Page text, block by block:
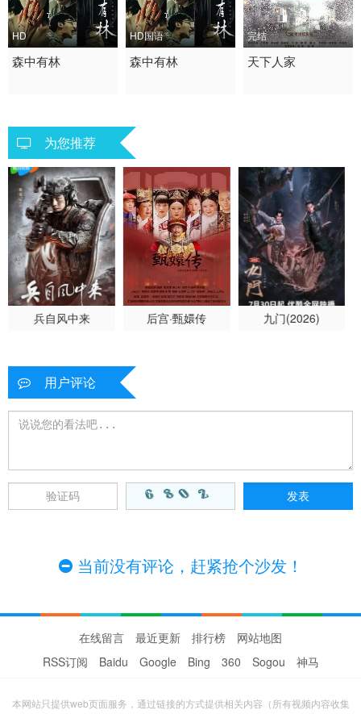
HD
2026 / 中国大陆 / 汉语
森中有林
HD国语
2026 / 中国大陆 / 汉语
森中有林
完结
2011 / 大陆 / 国语
天下人家
为您推荐
兵自风中来 后宫·甄嬛传 九门(2026)
用户评论
当前没有评论，赶紧抢个沙发！
在线留言 最近更新 排行榜
网站地图
RSS订阅
Baidu Google Bing 360 Sogou 神马
本网站只提供web页面服务，通过链接的方式提供相关内容（所有视频内容收集